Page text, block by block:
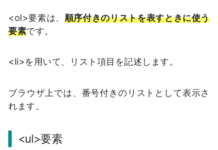
<ol>要素は、 順序付きのリストを表すときに使う
要素です。
<li>を用いて、リスト項目を記述します。
ブラウザ上では、番号付きのリストとして表示さ
れます。
<ul>要素